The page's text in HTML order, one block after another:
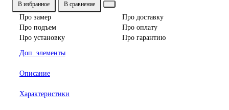
В избранное В сравнение
Про замер
Про доставку
Про подъем
Про оплату
Про установку
Про гарантию
Доп. элементы
Описание
Характеристики